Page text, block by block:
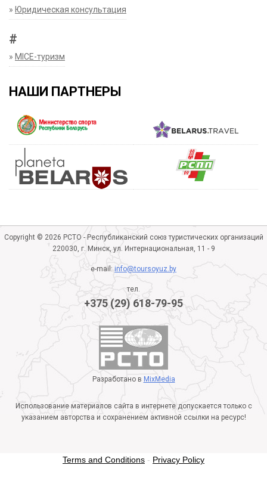
» Юридическая консультация
#
» MICE-туризм
НАШИ ПАРТНЕРЫ
Copyright © 2026 РСТО - Республиканский союз туристических организаций
220030, г. Минск, ул. Интернациональная, 11 - 9
e-mail:info@toursoyuz.by
тел.
+375 (29) 618-79-95
Разработано в MixMedia
Использование материалов сайта в интернете допускается только с
указанием авторства и сохранением активной ссылки на ресурс!
Terms and Conditions - Privacy Policy